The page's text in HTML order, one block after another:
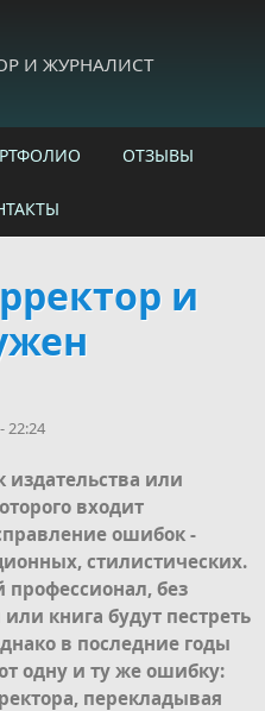
И ЖУРНАЛИСТ
ОТЗЫВЫ
и
22:24
издательства или
входит
ошибок -
стилистических.
профессионал, без
книга будут пестреть
в последние годы
одну и ту же ошибку:
перекладывая